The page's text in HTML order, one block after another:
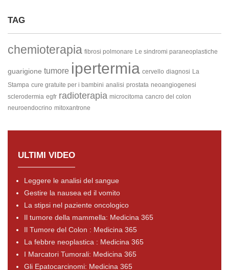
TAG
chemioterapia fibrosi polmonare Le sindromi paraneoplastiche
guarigione tumore ipertermia cervello diagnosi La
Stampa cure gratuite per i bambini analisi prostata neoangiogenesi
sclerodermia egfr radioterapia microcitoma cancro del colon
neuroendocrino mitoxantrone
ULTIMI VIDEO
Leggere le analisi del sangue
Gestire la nausea ed il vomito
La stipsi nel paziente oncologico
Il tumore della mammella: Medicina 365
Il Tumore del Colon : Medicina 365
La febbre neoplastica : Medicina 365
I Marcatori Tumorali: Medicina 365
Gli Epatocarcinomi: Medicina 365